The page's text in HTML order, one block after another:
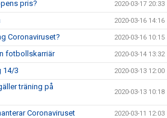
pris? 2020-03-17 20:33
2020-03-16 14:16
Coronaviruset? 2020-03-16 10:15
fotbollskarriär 2020-03-14 13:32
14/3 2020-03-13 12:00
träning på
2020-03-13 10:18
Coronaviruset 2020-03-11 12:03